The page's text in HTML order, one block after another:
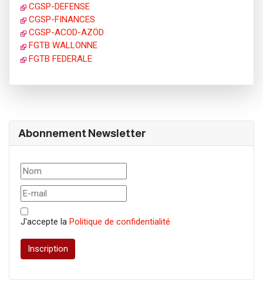
CGSP-DEFENSE
CGSP-FINANCES
CGSP-ACOD-AZÖD
FGTB WALLONNE
FGTB FEDERALE
Abonnement Newsletter
J'accepte la Politique de confidentialité
Inscription